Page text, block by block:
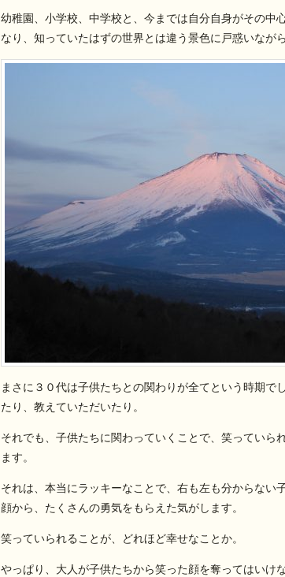
幼稚園、小学校、中学校と、今までは自分自身がその中
なり、知っていたはずの世界とは違う景色に戸惑いなが
まさに３０代は子供たちとの関わりが全てという時期で
たり、教えていただいたり。
それでも、子供たちに関わっていくことで、笑っていら
ます。
それは、本当にラッキーなことで、右も左も分からない
顔から、たくさんの勇気をもらえた気がします。
笑っていられることが、どれほど幸せなことか。
やっぱり、大人が子供たちから笑った顔を奪ってはいけな